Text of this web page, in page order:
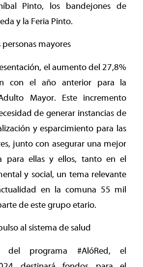
Pinto, los bandejones de
y la Feria Pinto.
personas mayores
el aumento del 27,8%
con el año anterior para la
Mayor. Este incremento
de generar instancias de
y esparcimiento para las
junto con asegurar una mejor
para ellas y ellos, tanto en el
y social, un tema relevante
en la comuna 55 mil
de este grupo etario.
al sistema de salud
programa #AlóRed, el